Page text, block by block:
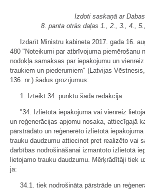
Izdoti saskaņā ar
8. panta otrās daļas 1., 2., 3., 4.,
Izdarīt Ministru kabineta 2017. gada 16.
480 "Noteikumi par atbrīvojuma piemērošanu
nodokļa samaksas par iepakojumu un
traukiem un piederumiem" (Latvijas
136. nr.) šādus grozījumus:
1. Izteikt 34. punktu šādā redakcijā:
"34. Izlietotā iepakojuma vai vienreiz
un reģenerācijas apjomu nosaka, attiecīgajā
pārstrādāto un reģenerēto izlietotā
trauku daudzumu attiecinot pret realizēto vai
darbības nodrošināšanai izmantoto izlietotā
lietojamo trauku daudzumu. Mērķrādītāji tiek
ja:
34.1. tiek nodrošināta pārstrāde un